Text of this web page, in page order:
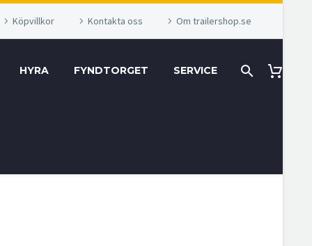
Köpvillkor Kontakta oss Om trailershop.se
HYRA FYNDTORGET SERVICE